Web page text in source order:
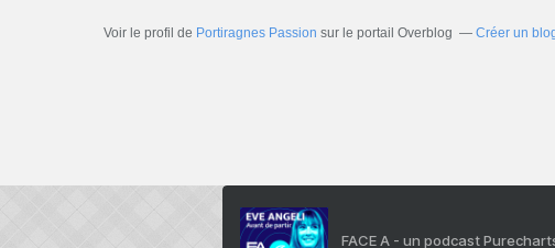
Voir le profil de Portiragnes Passion sur le portail Overblog Créer un
FACE A - un podcast